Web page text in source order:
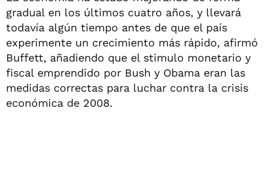
gradual en los últimos cuatro años, y llevará
todavía algún tiempo antes de que el país
experimente un crecimiento más rápido, afirmó
Buffett, añadiendo que el stimulo monetario y
fiscal emprendido por Bush y Obama eran las
medidas correctas para luchar contra la crisis
económica de 2008.